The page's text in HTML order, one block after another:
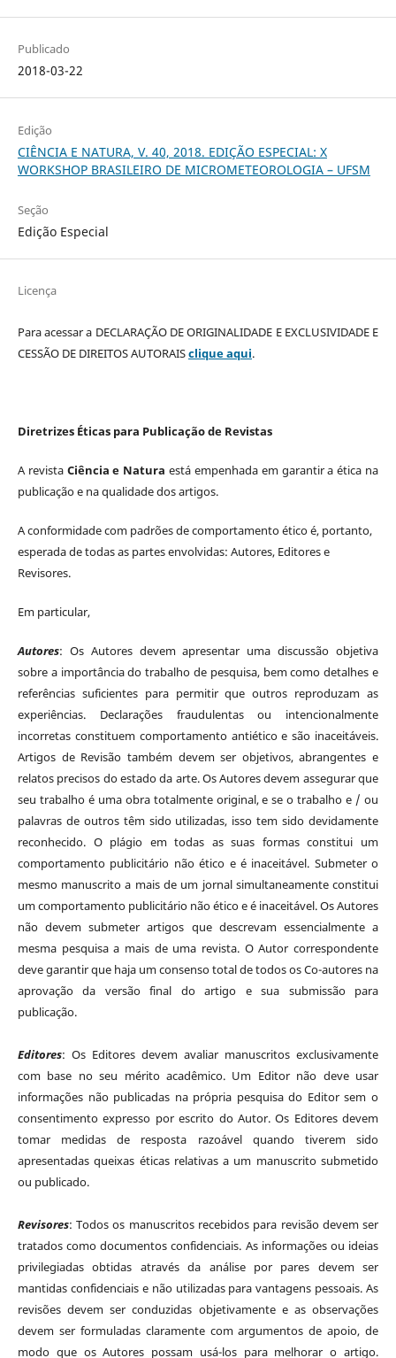
Publicado
2018-03-22
Edição
CIÊNCIA E NATURA, V. 40, 2018. EDIÇÃO ESPECIAL: X
WORKSHOP BRASILEIRO DE MICROMETEOROLOGIA – UFSM
Seção
Edição Especial
Licença
Para acessar a DECLARAÇÃO DE ORIGINALIDADE E EXCLUSIVIDADE E
CESSÃO DE DIREITOS AUTORAISclique aqui.
Diretrizes Éticas para Publicação de Revistas
A revistaCiência e Natura está empenhada em garantir a ética na
publicação e na qualidade dos artigos.
A conformidade com padrões de comportamento ético é, portanto,
esperada de todas as partes envolvidas: Autores, Editores e
Revisores.
Em particular,
Autores: Os Autores devem apresentar uma discussão objetiva
sobre a importância do trabalho de pesquisa, bem como detalhes e
referências suficientes para permitir que outros reproduzam as
experiências. Declarações fraudulentas ou intencionalmente
incorretas constituem comportamento antiético e são inaceitáveis.
Artigos de Revisão também devem ser objetivos, abrangentes e
relatos precisos do estado da arte. Os Autores devem assegurar que
seu trabalho é uma obra totalmente original, e se o trabalho e / ou
palavras de outros têm sido utilizadas, isso tem sido devidamente
reconhecido. O plágio em todas as suas formas constitui um
comportamento publicitário não ético e é inaceitável. Submeter o
mesmo manuscrito a mais de um jornal simultaneamente constitui
um comportamento publicitário não ético e é inaceitável. Os Autores
não devem submeter artigos que descrevam essencialmente a
mesma pesquisa a mais de uma revista. O Autor correspondente
deve garantir que haja um consenso total de todos os Co-autores na
aprovação da versão final do artigo e sua submissão para
publicação.
Editores: Os Editores devem avaliar manuscritos exclusivamente
com base no seu mérito acadêmico. Um Editor não deve usar
informações não publicadas na própria pesquisa do Editor sem o
consentimento expresso por escrito do Autor. Os Editores devem
tomar medidas de resposta razoável quando tiverem sido
apresentadas queixas éticas relativas a um manuscrito submetido
ou publicado.
Revisores: Todos os manuscritos recebidos para revisão devem ser
tratados como documentos confidenciais. As informações ou ideias
privilegiadas obtidas através da análise por pares devem ser
mantidas confidenciais e não utilizadas para vantagens pessoais. As
revisões devem ser conduzidas objetivamente e as observações
devem ser formuladas claramente com argumentos de apoio, de
modo que os Autores possam usá-los para melhorar o artigo.